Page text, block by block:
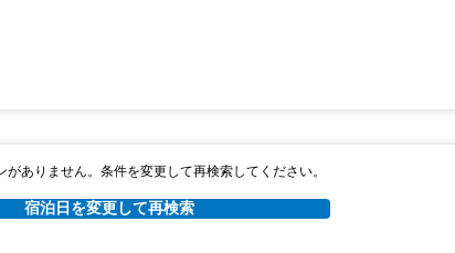
がありません。条件を変更して再検索してください。
宿泊日を変更して再検索